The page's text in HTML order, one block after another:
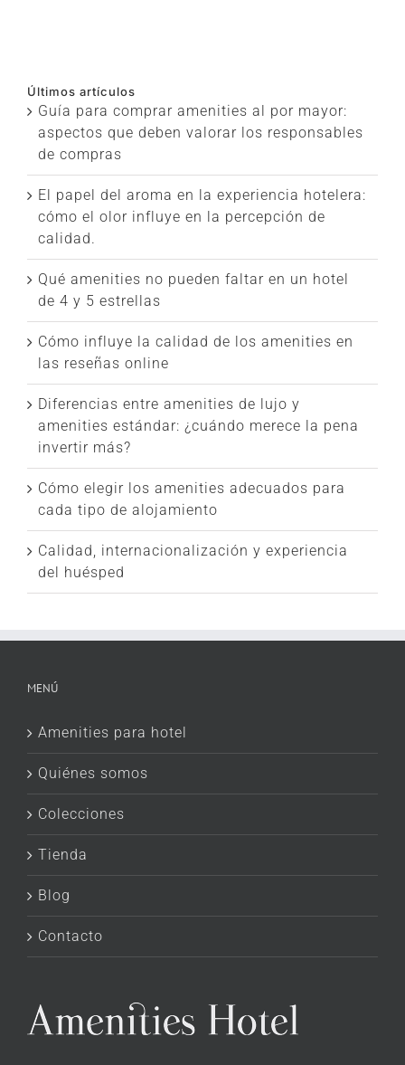
Últimos artículos
Guía para comprar amenities al por mayor:
aspectos que deben valorar los responsables
de compras
El papel del aroma en la experiencia hotelera:
cómo el olor influye en la percepción de
calidad.
Qué amenities no pueden faltar en un hotel
de 4 y 5 estrellas
Cómo influye la calidad de los amenities en
las reseñas online
Diferencias entre amenities de lujo y
amenities estándar: ¿cuándo merece la pena
invertir más?
Cómo elegir los amenities adecuados para
cada tipo de alojamiento
Calidad, internacionalización y experiencia
del huésped
MENÚ
Amenities para hotel
Quiénes somos
Colecciones
Tienda
Blog
Contacto